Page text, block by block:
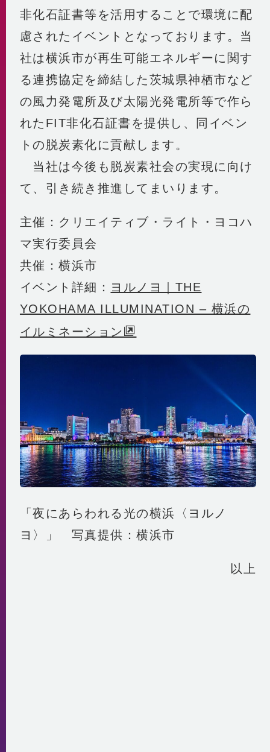
非化石証書等を活用することで環境に配
慮されたイベントとなっております。当
社は横浜市が再生可能エネルギーに関す
る連携協定を締結した茨城県神栖市など
の風力発電所及び太陽光発電所等で作ら
れたFIT非化石証書を提供し、同イベン
トの脱炭素化に貢献します。
当社は今後も脱炭素社会の実現に向け
て、引き続き推進してまいります。
主催：クリエイティブ・ライト・ヨコハ
マ実行委員会
共催：横浜市
イベント詳細： ヨルノヨ｜THE
YOKOHAMA ILLUMINATION – 横浜の
イルミネーション
「夜にあらわれる光の横浜〈ヨルノ
ヨ〉」 写真提供：横浜市
以上